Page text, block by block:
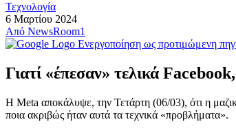
Τεχνολογία
6 Μαρτίου 2024
Από NewsRoom1
Ενεργοποίηση ως προτιμώμενη
Γιατί «έπεσαν» τελικά
Η Meta αποκάλυψε, την Τετάρτη (06/03), ότι η
ποια ακριβώς ήταν αυτά τα τεχνικά «προβλήματα».